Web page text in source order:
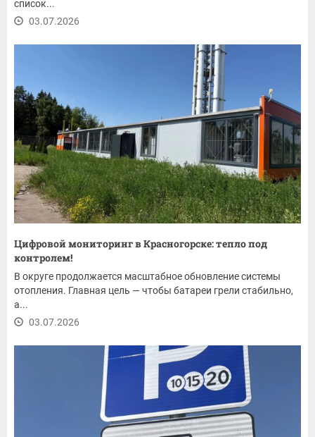
список...
03.07.2026
Цифровой мониторинг в Красногорске: тепло под
контролем!
В округе продолжается масштабное обновление системы
отопления. Главная цель — чтобы батареи грели стабильно,
а...
03.07.2026